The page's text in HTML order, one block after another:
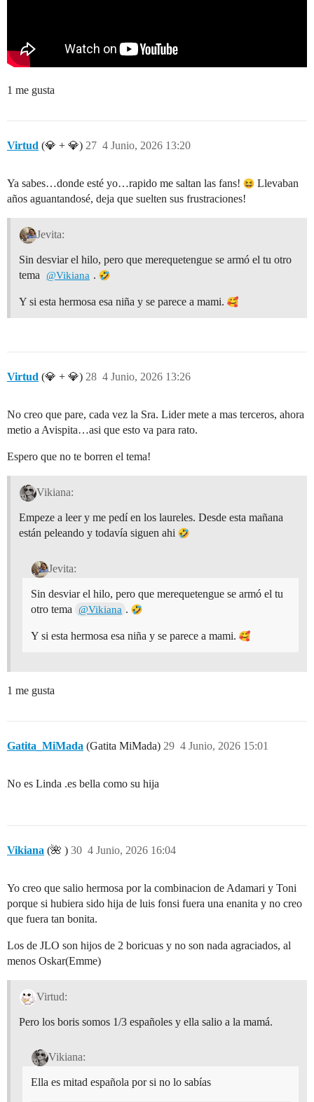
1 me gusta
Virtud (💎 + 💎) 4 Junio, 2026 13:20
27
Ya sabes…donde esté yo…rapido me saltan las fans!
Llevaban
años aguantandosé, deja que suelten sus frustraciones!
Jevita:
Sin desviar el hilo, pero que merequetengue se armó el tu otro
tema
@Vikiana .
Y si esta hermosa esa niña y se parece a mami.
Virtud (💎 + 💎) 4 Junio, 2026 13:26
28
No creo que pare, cada vez la Sra. Lider mete a mas terceros, ahora
metio a Avispita…asi que esto va para rato.
Espero que no te borren el tema!
Vikiana:
Empeze a leer y me pedí en los laureles. Desde esta mañana
están peleando y todavía siguen ahi
Jevita:
Sin desviar el hilo, pero que merequetengue se armó el tu
otro tema
@Vikiana .
Y si esta hermosa esa niña y se parece a mami.
1 me gusta
Gatita_MiMada (Gatita MiMada) 4 Junio, 2026 15:01
29
No es Linda .es bella como su hija
Vikiana (🌺 ) 4 Junio, 2026 16:04
30
Yo creo que salio hermosa por la combinacion de Adamari y Toni
porque si hubiera sido hija de luis fonsi fuera una enanita y no creo
que fuera tan bonita.
Los de JLO son hijos de 2 boricuas y no son nada agraciados, al
menos Oskar(Emme)
Virtud:
Pero los boris somos 1/3 españoles y ella salio a la mamá.
Vikiana:
Ella es mitad española por si no lo sabías